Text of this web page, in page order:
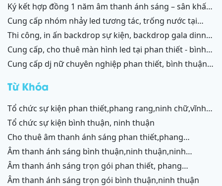
ký kết hợp đồng 1 năm âm thanh ánh sáng – sân khấu
resort mũi né, tiến thành, kê gà, phan thiết, ninh thuận
cung cấp nhóm nhảy led tương tác, trống nước tại
ninh thuận – bình thuận
thi công, in ấn backdrop sự kiện, backdrop gala dinner,
backdrop team building, backdrop cánh gà, chữ nổi
3d, chữ nổi từ formex, chữ nổi hộp đèn led và ốp alu
phan thiết, bình thuận - ninh thuận - ninh chữ - phan
cung cấp, cho thuê màn hình led tại phan thiết - bình
thuận, ninh thuận - ninh chữ - phang rang
cung cấp dj nữ chuyên nghiệp phan thiết, bình thuận;
Từ Khóa
tổ chức sự kiện phan thiết,phang rang,ninh chữ,vĩnh
hy,cam ranh
tổ chức sự kiện bình thuận, ninh thuận
cho thuê âm thanh ánh sáng phan thiết,phang
rang,ninh chữ,vĩnh hy,cam ranh
âm thanh ánh sáng bình thuận,ninh thuận,ninh
chữ,vĩnh hy,cam ranh
âm thanh ánh sáng trọn gói phan thiết, phang
rang,cam ranh
âm thanh ánh sáng trọn gói bình thuận,ninh thuận